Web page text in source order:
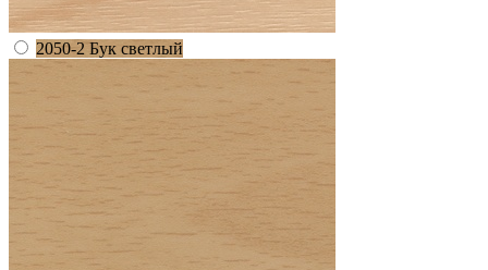
2050-2 Бук светлый